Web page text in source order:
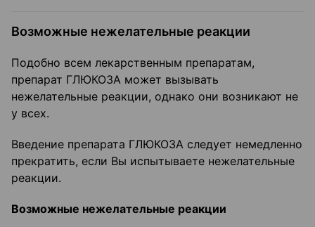
Возможные нежелательные реакции
Подобно всем лекарственным препаратам,
препарат ГЛЮКОЗА может вызывать
нежелательные реакции, однако они возникают не
у всех.
Введение препарата ГЛЮКОЗА следует немедленно
прекратить, если Вы испытываете нежелательные
реакции.
Возможные нежелательные реакции